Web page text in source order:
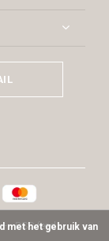
-RSS-feed
met het gebruik van